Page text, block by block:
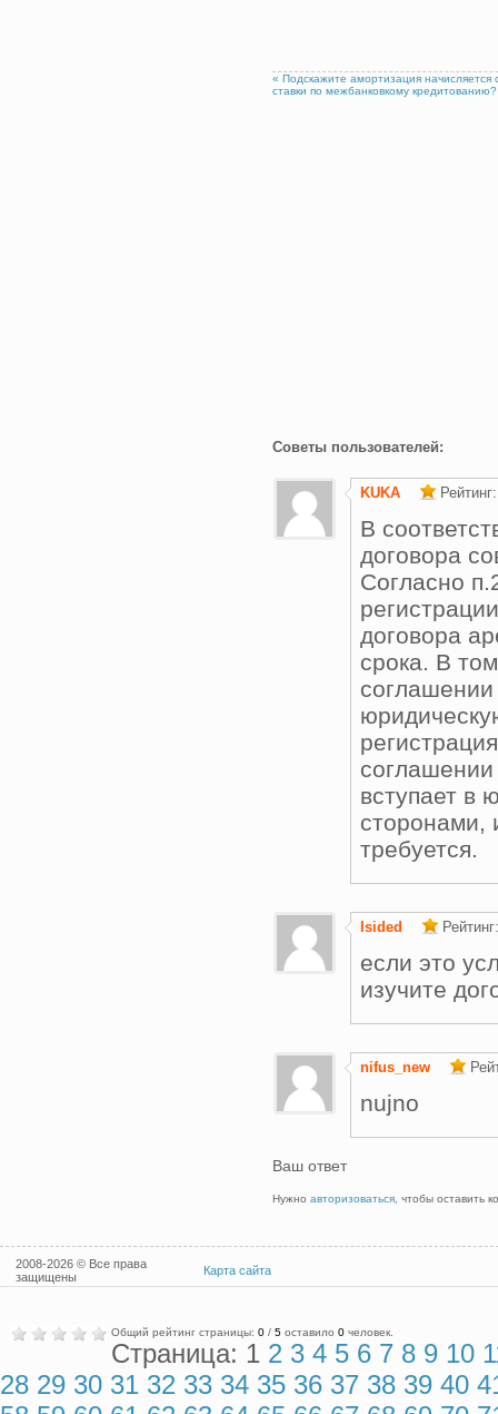
« Подскажите амортизация начисляется
ставки по межбанковкому
Советы пользователей:
KUKA
В
договора
Согласно
договора
срока. В
вступает в
сторонами,
требуется.
Isided
если это
изучите
nifus_new
nujno
Ваш ответ
Нужно авторизоваться , чтобы оставить
2008-2026 © Все права
защищены
Карта сайта
Общий рейтинг страницы: 0 / 5 оставило 0 человек.
Страница: 1 2 3 4 5 6 7 8 9 10
28 29 30 31 32 33 34 35 36 37 38 39 40